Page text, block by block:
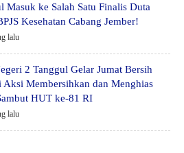
Masuk ke Salah Satu Finalis Duta
Kesehatan Cabang Jember!
lalu
2 Tanggul Gelar Jumat Bersih
Aksi Membersihkan dan Menghias
HUT ke-81 RI
lalu